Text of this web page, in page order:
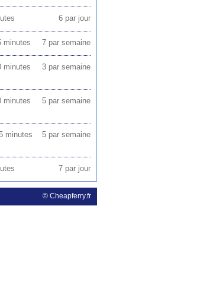
6 par jour
minutes 7 par semaine
minutes 3 par semaine
minutes 5 par semaine
minutes 5 par semaine
7 par jour
© Cheapferry.fr